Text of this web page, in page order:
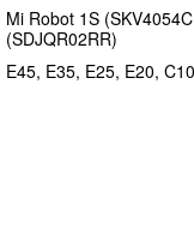
Mi Robot 1S
(SDJQR02RR)
E45, E35, E25, E20, C10